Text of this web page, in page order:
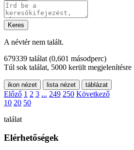
Keres
A névtér nem talált.
679339 találat (0,601 másodperc)
Túl sok találat, 5000 került megjelenítésre
ikon nézet lista nézet táblázat
Előző 1 2 3 ... 249 250 Következő
10 20 50
találat
Elérhetőségek